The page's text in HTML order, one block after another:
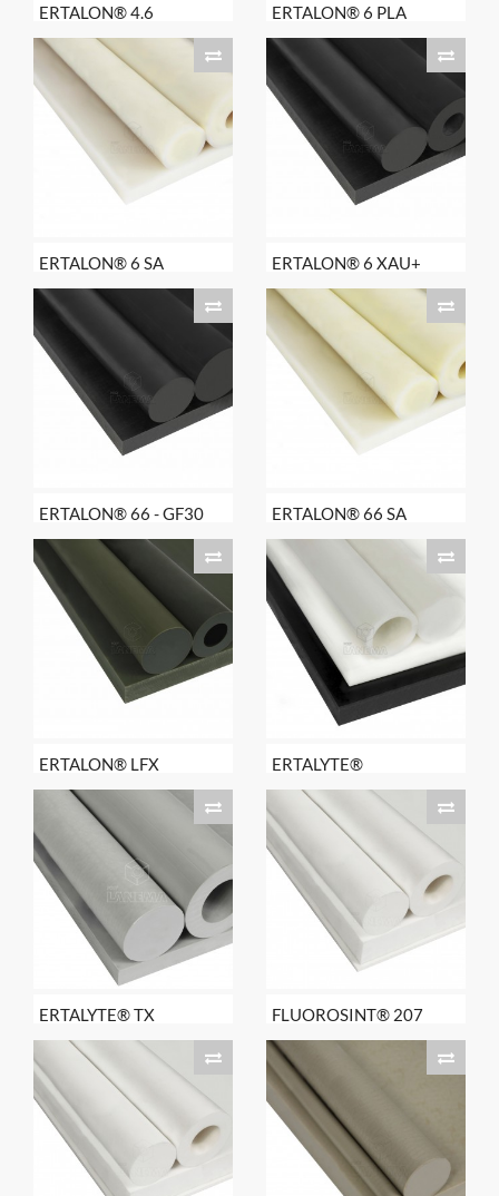
ERTALON® 4.6 ERTALON® 6 PLA
ERTALON® 6 SA ERTALON® 6 XAU+
ERTALON® 66 - GF30 ERTALON® 66 SA
ERTALON® LFX ERTALYTE®
ERTALYTE® TX FLUOROSINT® 207